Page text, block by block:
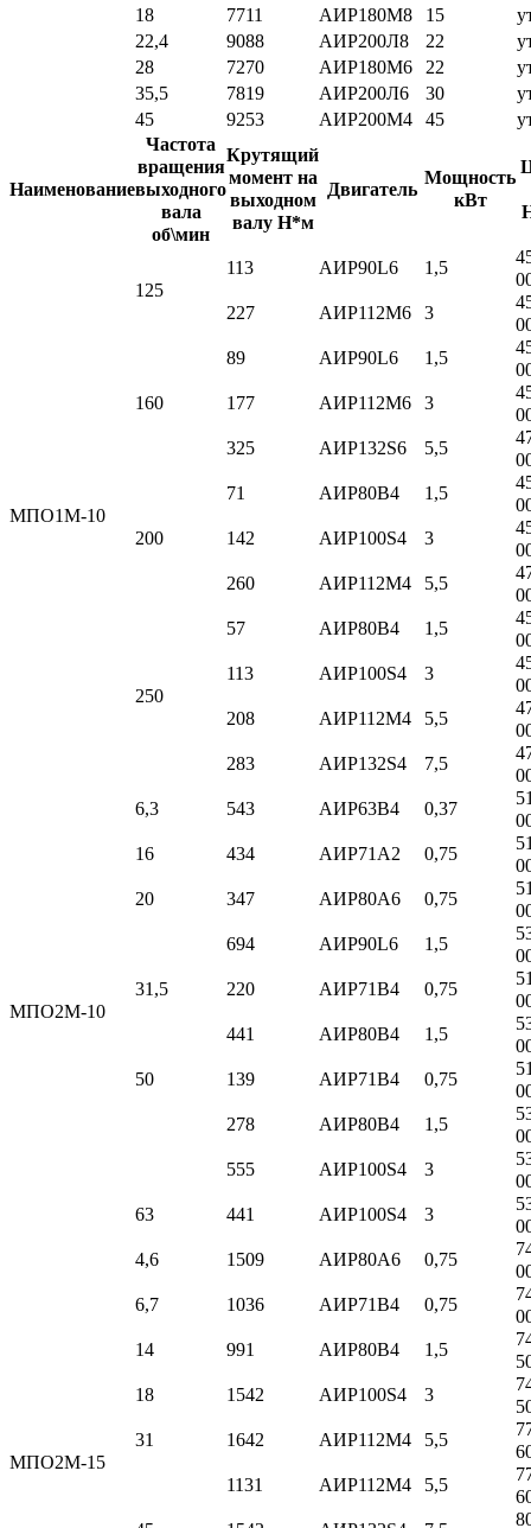
18
7711 АИР180М8 15
22,4
9088 АИР200Л8 22
28
7270 АИР180М6 22
35,5
7819 АИР200Л6 30
45
9253 АИР200М4 45
Наименование
Частота
вращения
выходного
вала
об\мин
Крутящий
момент на
выходном
валу Н*м
Двигатель
Мощность
кВт
МПО1М-10
125
113 АИР90L6 1,5
227
АИР112M6 3
160
89 АИР90L6 1,5
177
АИР112M6 3
325
АИР132S6 5,5
200
71 АИР80B4 1,5
142
АИР100S4 3
260
АИР112M4 5,5
250
57 АИР80B4 1,5
113
АИР100S4 3
208
АИР112M4 5,5
283
АИР132S4 7,5
МПО2М-10
6,3 543 АИР63В4 0,37
16
434 АИР71A2 0,75
20
347 АИР80A6 0,75
694
АИР90L6 1,5
31,5
220 АИР71B4 0,75
441
АИР80B4 1,5
50
139 АИР71B4 0,75
278
АИР80B4 1,5
555
АИР100S4 3
63
441 АИР100S4 3
МПО2М-15
4,6 1509 АИР80A6 0,75
6,7
1036 АИР71B4 0,75
14
991 АИР80B4 1,5
18
1542 АИР100S4 3
31
1642 АИР112M4 5,5
1131 АИР112M4 5,5